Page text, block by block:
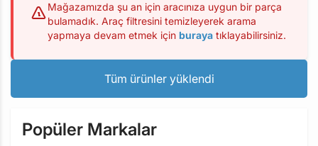
Mağazamızda şu an için aracınıza uygun bir parça
bulamadık. Araç filtresini temizleyerek arama
yapmaya devam etmek için buraya tıklayabilirsiniz.
Tüm ürünler yüklendi
Popüler Markalar